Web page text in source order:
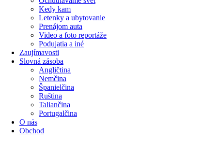
Kedy kam
Letenky a ubytovanie
Prenájom auta
Video a foto reportáže
Podujatia a iné
Zaujímavosti
Slovná zásoba
Angličtina
Nemčina
Španielčina
Ruština
Taliančina
Portugalčina
O nás
Obchod